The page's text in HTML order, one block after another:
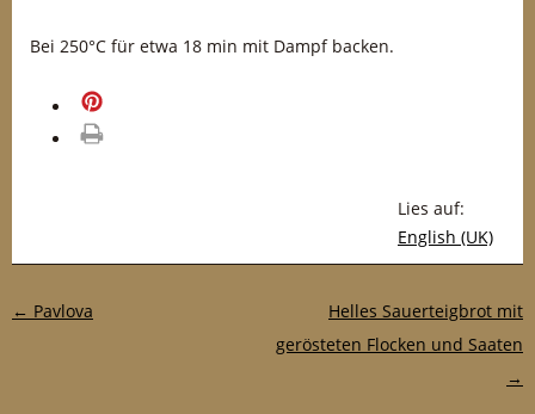
Bei 250°C für etwa 18 min mit Dampf backen.
Lies auf:
English (UK)
Post-Navigation
← Pavlova
Helles Sauerteigbrot mit
gerösteten Flocken und Saaten
→